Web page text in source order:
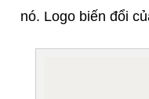
nó. Logo biến đổi